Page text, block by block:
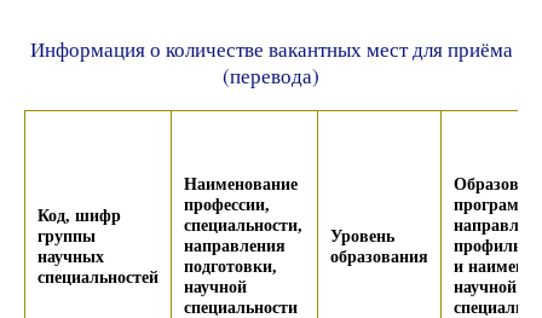
Информация о количестве вакантных мест для приёма
(перевода)
Код, шифр
группы
научных
специальностей
Наименование
профессии,
специальности,
направления
подготовки,
научной
специальности
Уровень
образования
профиль,
и
научной